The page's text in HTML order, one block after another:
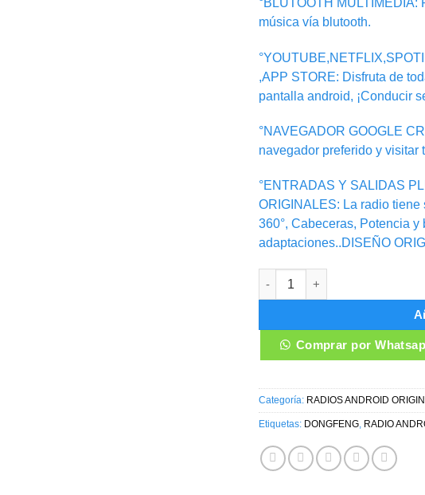
°BLUTOOTH
música vía blutooth.
,APP STORE: Disfruta de
pantalla android, ¡Conducir
°NAVEGADOR GOOGLE
navegador preferido y visitar
°ENTRADAS Y SALIDAS
ORIGINALES: La radio
360°, Cabeceras, Potencia
adaptaciones..DISEÑO
RADIO ANDROID DONGFENG
Comprar por
Categoría: RADIOS ANDROID
Etiquetas: DONGFENG RADIO